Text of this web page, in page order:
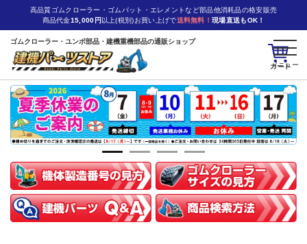
カート
高品質ゴムクローラー・ゴムパット・エレメントなど部品他消耗品の格安販売
商品代金15,000円 以上(税別)お買い上げで送料無料！ 現場直送もOK！
ゴムクローラー・ユンボ部品・建機重機部品の通販ショップ